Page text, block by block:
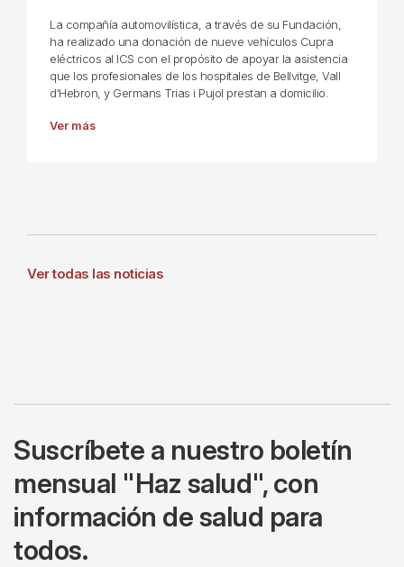
La compañía automovilística, a través de su Fundación,
ha realizado una donación de nueve vehículos Cupra
eléctricos al ICS con el propósito de apoyar la asistencia
que los profesionales de los hospitales de Bellvitge, Vall
d'Hebron, y Germans Trias i Pujol prestan a domicilio.
Ver más
Ver todas las noticias
Suscríbete a nuestro boletín
mensual "Haz salud", con
información de salud para
todos.